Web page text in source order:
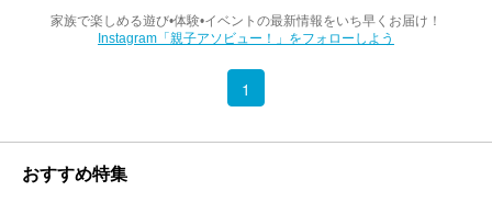
家族で楽しめる遊び•体験•イベントの最新情報をいち早くお届け！
Instagram「親子アソビュー！」をフォローしよう
1
おすすめ特集